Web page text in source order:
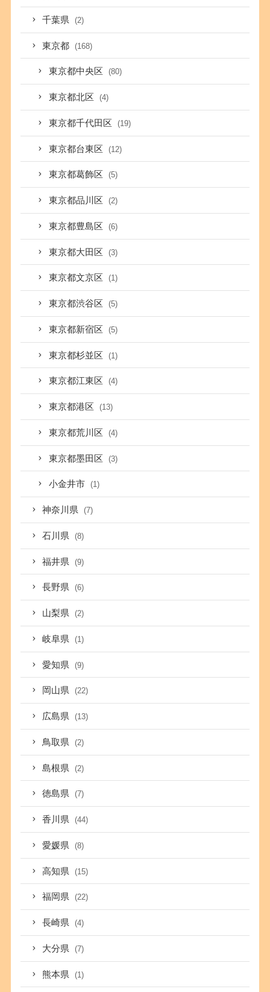
千葉県 (2)
東京都 (168)
東京都中央区 (80)
東京都北区 (4)
東京都千代田区 (19)
東京都台東区 (12)
東京都葛飾区 (5)
東京都品川区 (2)
東京都豊島区 (6)
東京都大田区 (3)
東京都文京区 (1)
東京都渋谷区 (5)
東京都新宿区 (5)
東京都杉並区 (1)
東京都江東区 (4)
東京都港区 (13)
東京都荒川区 (4)
東京都墨田区 (3)
小金井市 (1)
神奈川県 (7)
石川県 (8)
福井県 (9)
長野県 (6)
山梨県 (2)
岐阜県 (1)
愛知県 (9)
岡山県 (22)
広島県 (13)
鳥取県 (2)
島根県 (2)
徳島県 (7)
香川県 (44)
愛媛県 (8)
高知県 (15)
福岡県 (22)
長崎県 (4)
大分県 (7)
熊本県 (1)